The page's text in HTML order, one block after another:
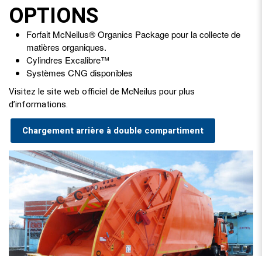
OPTIONS
Forfait McNeilus® Organics Package pour la collecte de
matières organiques.
Cylindres Excalibre™
Systèmes CNG disponibles
Visitez le site web officiel de McNeilus pour plus
d’informations.
Chargement arrière à double compartiment